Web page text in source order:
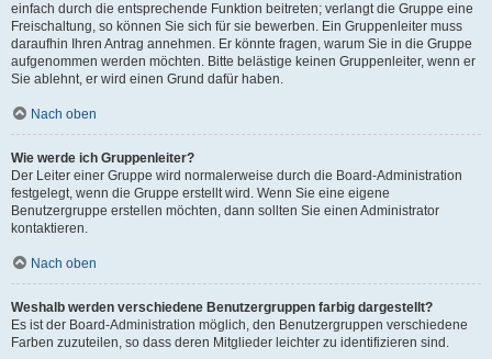
einfach durch die entsprechende Funktion beitreten; verlangt die Gruppe eine
Freischaltung, so können Sie sich für sie bewerben. Ein Gruppenleiter muss
daraufhin Ihren Antrag annehmen. Er könnte fragen, warum Sie in die Gruppe
aufgenommen werden möchten. Bitte belästige keinen Gruppenleiter, wenn er
Sie ablehnt, er wird einen Grund dafür haben.
Nach oben
Wie werde ich Gruppenleiter?
Der Leiter einer Gruppe wird normalerweise durch die Board-Administration
festgelegt, wenn die Gruppe erstellt wird. Wenn Sie eine eigene
Benutzergruppe erstellen möchten, dann sollten Sie einen Administrator
kontaktieren.
Nach oben
Weshalb werden verschiedene Benutzergruppen farbig dargestellt?
Es ist der Board-Administration möglich, den Benutzergruppen verschiedene
Farben zuzuteilen, so dass deren Mitglieder leichter zu identifizieren sind.